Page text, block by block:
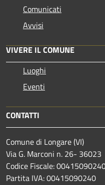
Comunicati
Avvisi
VIVERE IL COMUNE
Luoghi
Eventi
CONTATTI
Comune di Longare (VI)
Via G. Marconi n. 26- 36023
Codice Fiscale:
Partita IVA: 00415090240